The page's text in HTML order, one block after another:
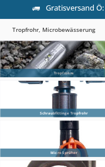
Gratisversand
Tropfrohr, Microbewässerung
Schraubfittinge Tropfrohr
Tropfrohre
Micro Sprüher